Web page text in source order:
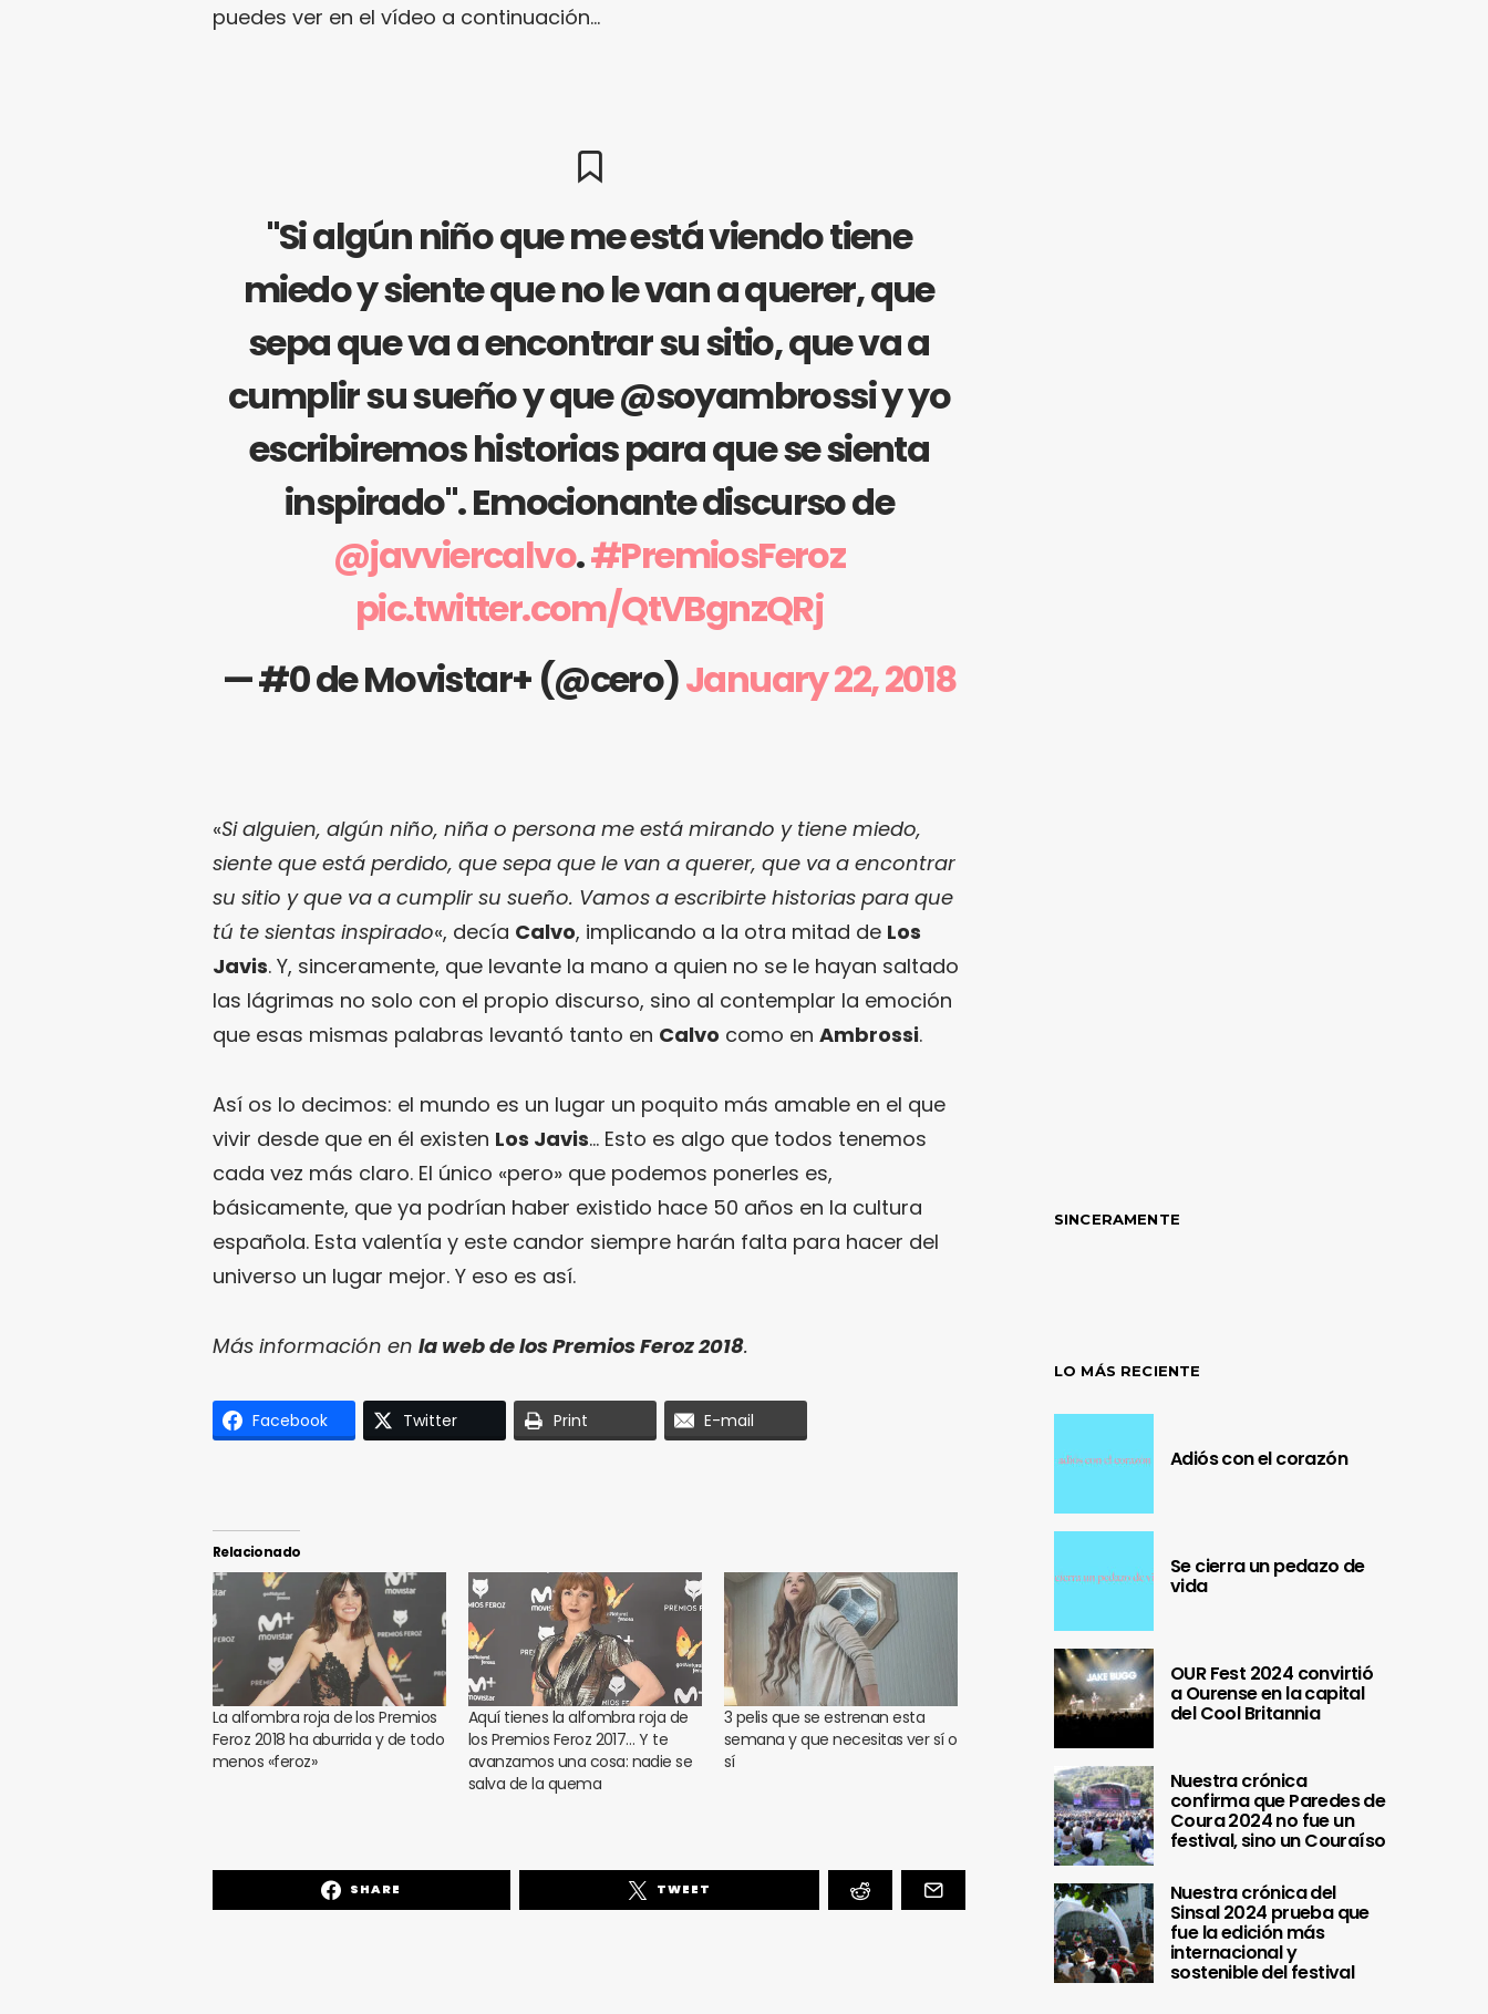
puedes ver en el vídeo a continuación…
"Si algún niño que me está viendo tiene
miedo y siente que no le van a querer, que
sepa que va a encontrar su sitio, que va a
cumplir su sueño y que @soyambrossi y yo
escribiremos historias para que se sienta
inspirado". Emocionante discurso de
@javviercalvo.#PremiosFeroz
pic.twitter.com/QtVBgnzQRj
— #0 de Movistar+ (@cero)January 22, 2018
«Si alguien, algún niño, niña o persona me está mirando y tiene miedo,
siente que está perdido, que sepa que le van a querer, que va a encontrar
su sitio y que va a cumplir su sueño. Vamos a escribirte historias para que
tú te sientas inspirado«, decía Calvo, implicando a la otra mitad de Los
Javis. Y, sinceramente, que levante la mano a quien no se le hayan saltado
las lágrimas no solo con el propio discurso, sino al contemplar la emoción
que esas mismas palabras levantó tanto en Calvo como en Ambrossi.
Así os lo decimos: el mundo es un lugar un poquito más amable en el que
vivir desde que en él existen Los Javis… Esto es algo que todos tenemos
cada vez más claro. El único «pero» que podemos ponerles es,
básicamente, que ya podrían haber existido hace 50 años en la cultura
española. Esta valentía y este candor siempre harán falta para hacer del
universo un lugar mejor. Y eso es así.
Más información en la web de los Premios Feroz 2018.
Facebook Twitter Print E-mail
Relacionado
La alfombra roja de los Premios
Feroz 2018 ha aburrida y de todo
menos «feroz»
Aquí tienes la alfombra roja de
los Premios Feroz 2017… Y te
avanzamos una cosa: nadie se
salva de la quema
3 pelis que se estrenan esta
semana y que necesitas ver sí o
sí
SHARE TWEET
SINCERAMENTE
LO MÁS RECIENTE
Adiós con el corazón
Se cierra un pedazo de
vida
OUR Fest 2024 convirtió
a Ourense en la capital
del Cool Britannia
Nuestra crónica
confirma que Paredes de
Coura 2024 no fue un
festival, sino un Couraíso
Nuestra crónica del
Sinsal 2024 prueba que
fue la edición más
internacional y
sostenible del festival